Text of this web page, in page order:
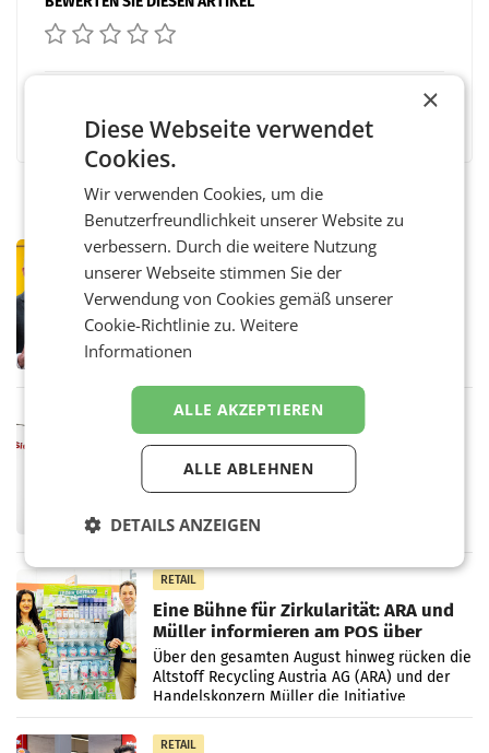
PRIMENEWS
Österreichische Post: Umsatzplus im
ersten Halbjahr trotz schwachem
Briefgeschäft
WIEN Die Österreichische Post AG hat im
ersten Halbjahr 2026 einen Konzernumsatz
einem Plus von 3,8 Prozent gegenüber dem
Vergleichszeitraum
MARKETING & MEDIA
ProSiebenSat.1 spart und macht
überraschend viel Gewinn
UNTERFÖHRING/MAILAND/AMSTERDAM. Der
Frühjahr dank Kostensenkungen operativ
RETAIL
Eine Bühne für Zirkularität: ARA und
Müller informieren am POS über
Kreislauffähigkeit
Über den gesamten August hinweg rücken die
Altstoff Recycling Austria AG (ARA) und der
Handelskonzern Müller die Initiative
„Kreislauf-Helden“ in allen österreichischen
Müller-Filialen
RETAIL
×
Diese Webseite verwendet
Cookies.
Wir verwenden Cookies, um die
Benutzerfreundlichkeit unserer Website zu
verbessern. Durch die weitere Nutzung
unserer Webseite stimmen Sie der
Verwendung von Cookies gemäß unserer
Cookie-Richtlinie zu.Weitere
Informationen
ALLE AKZEPTIEREN
ALLE ABLEHNEN
DETAILS ANZEIGEN